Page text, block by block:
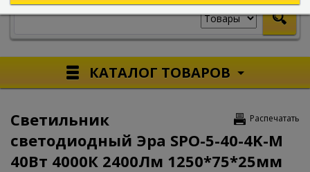
КАТАЛОГ ТОВАРОВ
Распечатать
Светильник
светодиодный Эра SPO-5-40-4K-M
40Вт 4000К 2400Лм 1250*75*25мм